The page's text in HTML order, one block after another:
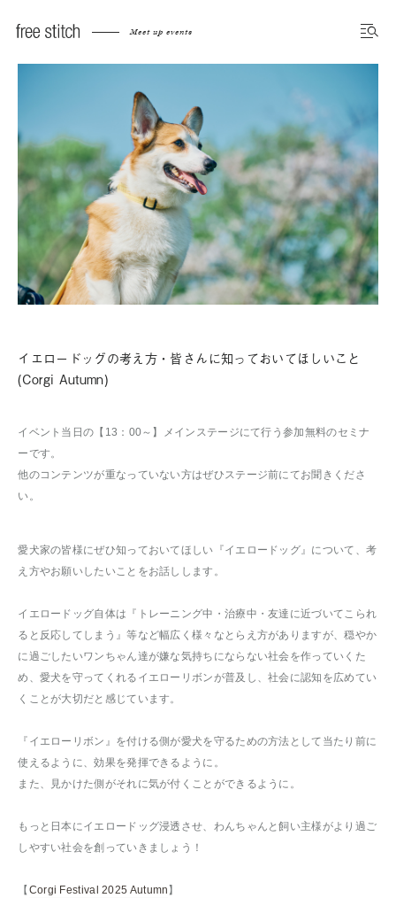
Meet up events
イエロードッグの考え方・皆さんに知っておいてほしいこと
(Corgi Autumn)
イベント当日の【13：00～】メインステージにて行う参加無料のセミナ
ーです。
他のコンテンツが重なっていない方はぜひステージ前にてお聞きくださ
い。
愛犬家の皆様にぜひ知っておいてほしい『イエロードッグ』について、考
え方やお願いしたいことをお話しします。
イエロードッグ自体は『トレーニング中・治療中・友達に近づいてこられ
ると反応してしまう』等など幅広く様々なとらえ方がありますが、穏やか
に過ごしたいワンちゃん達が嫌な気持ちにならない社会を作っていくた
め、愛犬を守ってくれるイエローリボンが普及し、社会に認知を広めてい
くことが大切だと感じています。
『イエローリボン』を付ける側が愛犬を守るための方法として当たり前に
使えるように、効果を発揮できるように。
また、見かけた側がそれに気が付くことができるように。
もっと日本にイエロードッグ浸透させ、わんちゃんと飼い主様がより過ご
しやすい社会を創っていきましょう！
【Corgi Festival 2025 Autumn】